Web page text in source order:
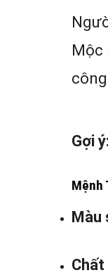
Mộc
Gợi ý:
Mệnh
Màu
Chất